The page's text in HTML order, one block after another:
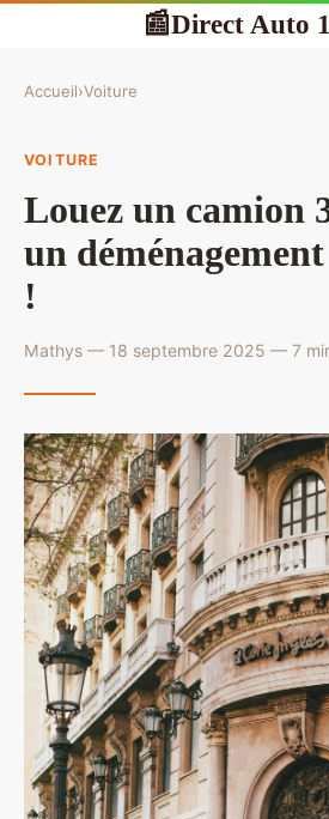
📰Direct Auto
Accueil›Voiture
VOITURE
Louez un camion
un déménagement
!
Mathys — 18 septembre 2025 — 7